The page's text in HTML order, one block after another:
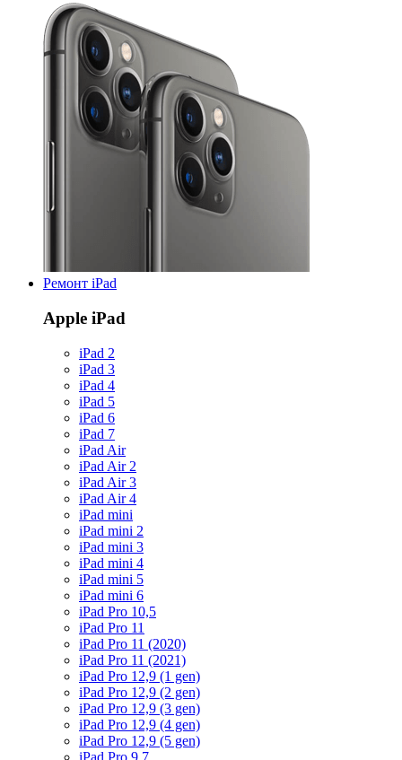
Ремонт iPad
Apple iPad
iPad 2
iPad 3
iPad 4
iPad 5
iPad 6
iPad 7
iPad Air
iPad Air 2
iPad Air 3
iPad Air 4
iPad mini
iPad mini 2
iPad mini 3
iPad mini 4
iPad mini 5
iPad mini 6
iPad Pro 10,5
iPad Pro 11
iPad Pro 11 (2020)
iPad Pro 11 (2021)
iPad Pro 12,9 (1 gen)
iPad Pro 12,9 (2 gen)
iPad Pro 12,9 (3 gen)
iPad Pro 12,9 (4 gen)
iPad Pro 12,9 (5 gen)
iPad Pro 9,7